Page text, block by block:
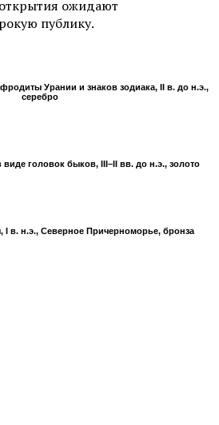
ожидают
публику.
Урании и знаков зодиака, II в. до н.э.,
серебро
головок быков, III–II вв. до н.э., золото
I в. н.э., Северное Причерноморье, бронза